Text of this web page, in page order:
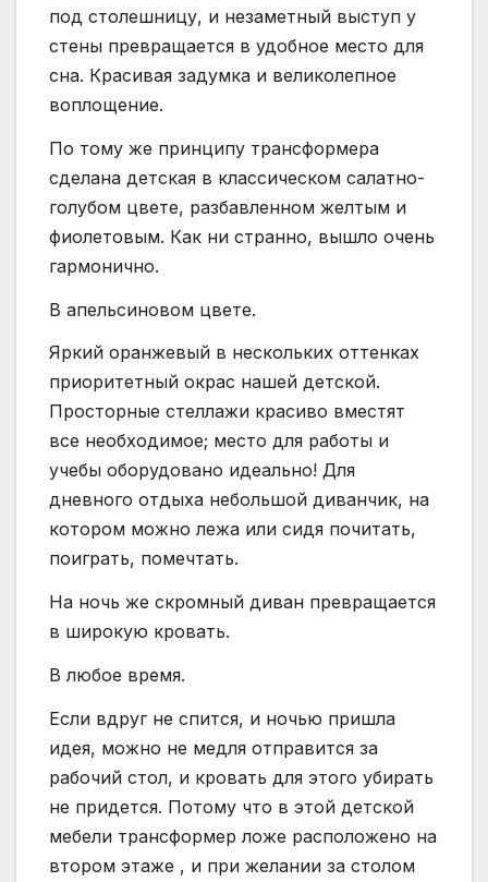
под столешницу, и незаметный выступ у
стены превращается в удобное место для
сна. Красивая задумка и великолепное
воплощение.
По тому же принципу трансформера
сделана детская в классическом салатно-
голубом цвете, разбавленном желтым и
фиолетовым. Как ни странно, вышло очень
гармонично.
В апельсиновом цвете.
Яркий оранжевый в нескольких оттенках
приоритетный окрас нашей детской.
Просторные стеллажи красиво вместят
все необходимое; место для работы и
учебы оборудовано идеально! Для
дневного отдыха небольшой диванчик, на
котором можно лежа или сидя почитать,
поиграть, помечтать.
На ночь же скромный диван превращается
в широкую кровать.
В любое время.
Если вдруг не спится, и ночью пришла
идея, можно не медля отправится за
рабочий стол, и кровать для этого убирать
не придется. Потому что в этой детской
мебели трансформер ложе расположено на
втором этаже , и при желании за столом